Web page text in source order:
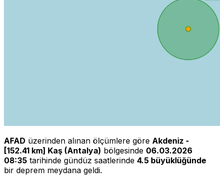
AFAD üzerinden alınan ölçümlere göre Akdeniz -
[152.41 km] Kaş (Antalya) bölgesinde 06.03.2026
08:35 tarihinde gündüz saatlerinde 4.5 büyüklüğünde
bir deprem meydana geldi.